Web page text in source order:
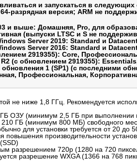
и запускаться в
разрядная версия; ARM не
и выше: Домашняя, Pro, для
(выпуски LTSC и S не
Server 2019: Standard и
Server 2016: Standard и
2919355): Core,
(с обновлением 2919355):
обновления 1 (SP1) (с последними
Профессиональная,
не ниже 1,8 ГГц. Рекомендуется
ОЗУ (минимум 2,5 ГБ при выполнении
ГБ (минимум 800 МБ) свободного
для установки требуется от 20 до
повышения производительности
разрешением 720p (1280 на 720
разрешение WXGA (1366 на 768